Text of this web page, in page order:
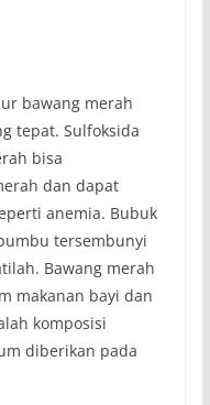
bawang merah
tepat. Sulfoksida
bisa
dan dapat
anemia. Bubuk
tersembunyi
Bawang merah
makanan bayi dan
komposisi
diberikan pada